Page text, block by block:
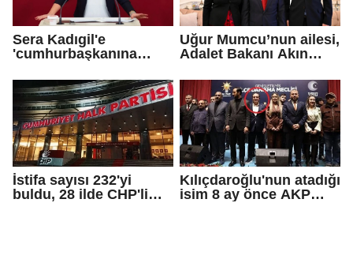
Sera Kadıgil'e
'cumhurbaşkanına
soruşturması
Uğur Mumcu’nun ailesi,
Adalet Bakanı Akın
İstifa sayısı 232'yi
buldu, 28 ilde CHP'li
Kılıçdaroğlu'nun atadığı
isim 8 ay önce AKP